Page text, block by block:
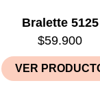
Bralette 5125
$59.900
VER